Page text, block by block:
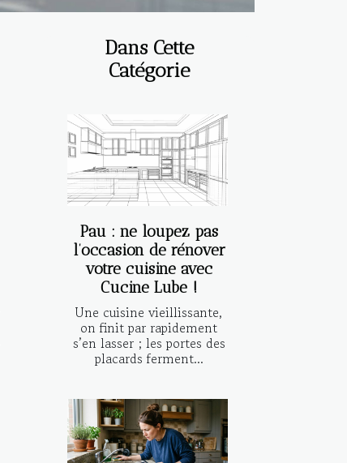
Dans Cette
Catégorie
Pau : ne loupez pas
l’occasion de rénover
votre cuisine avec
Cucine Lube !
Une cuisine vieillissante,
on finit par rapidement
s’en lasser ; les portes des
placards ferment...